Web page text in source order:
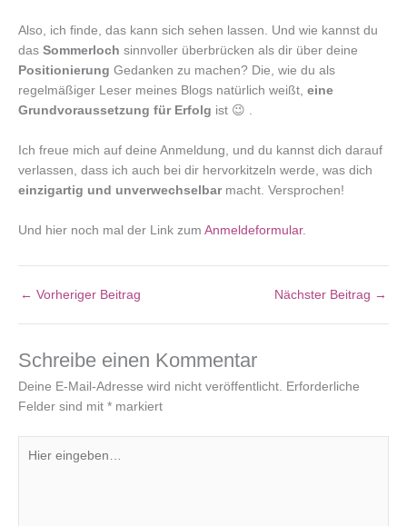
Also, ich finde, das kann sich sehen lassen. Und wie kannst du
das Sommerloch sinnvoller überbrücken als dir über deine
Positionierung Gedanken zu machen? Die, wie du als
regelmäßiger Leser meines Blogs natürlich weißt, eine
Grundvoraussetzung für Erfolg ist 😉 .
Ich freue mich auf deine Anmeldung, und du kannst dich darauf
verlassen, dass ich auch bei dir hervorkitzeln werde, was dich
einzigartig und unverwechselbarmacht. Versprochen!
Und hier noch mal der Link zum Anmeldeformular.
← Vorheriger Beitrag Nächster Beitrag →
Schreibe einen Kommentar
Deine E-Mail-Adresse wird nicht veröffentlicht. Erforderliche
Felder sind mit * markiert
eingeben…